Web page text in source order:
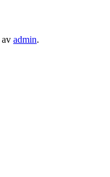
av admin.